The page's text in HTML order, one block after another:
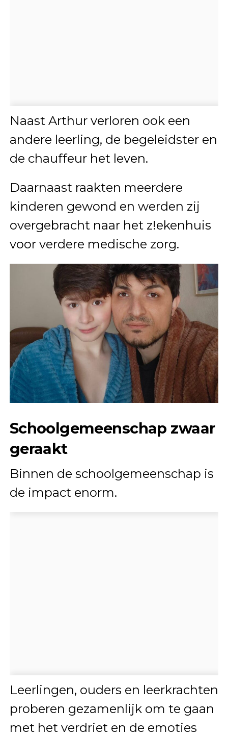
Naast Arthur verloren ook een
andere leerling, de begeleidster en
de chauffeur het leven.
Daarnaast raakten meerdere
kinderen gewond en werden zij
overgebracht naar het z!ekenhuis
voor verdere medische zorg.
Schoolgemeenschap zwaar
geraakt
Binnen de schoolgemeenschap is
de impact enorm.
Leerlingen, ouders en leerkrachten
proberen gezamenlijk om te gaan
met het verdriet en de emoties